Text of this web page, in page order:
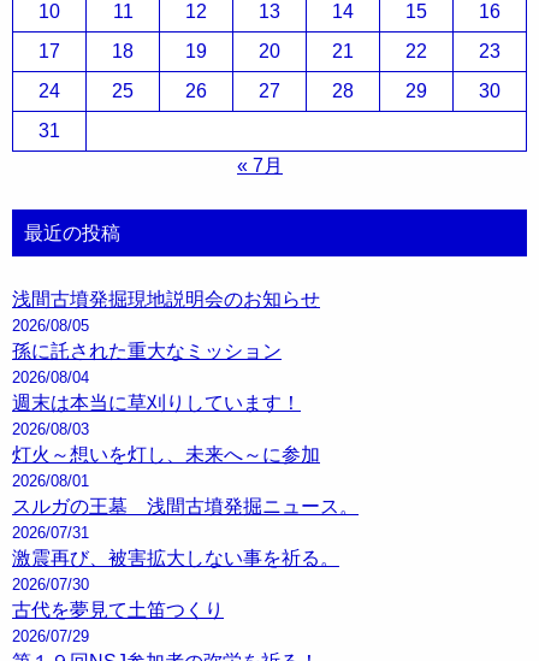
10
11 12 13 14 15
16
17
18 19 20 21 22
23
24
25 26 27 28 29
30
31
« 7月
最近の投稿
浅間古墳発掘現地説明会のお知らせ
2026/08/05
孫に託された重大なミッション
2026/08/04
週末は本当に草刈りしています！
2026/08/03
灯火～想いを灯し、未来へ～に参加
2026/08/01
スルガの王墓 浅間古墳発掘ニュース。
2026/07/31
激震再び、被害拡大しない事を祈る。
2026/07/30
古代を夢見て土笛つくり
2026/07/29